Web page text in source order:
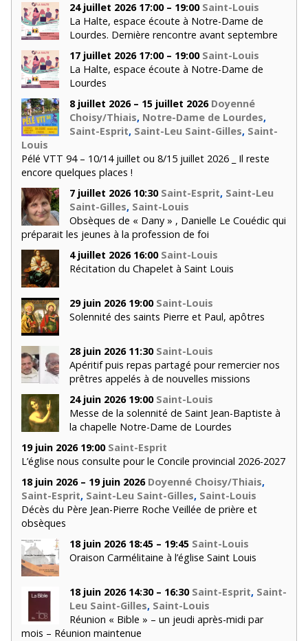
24 juillet 2026 17:00 – 19:00 Saint-Louis
La Halte, espace écoute à Notre-Dame de
Lourdes. Dernière rencontre avant septembre
17 juillet 2026 17:00 – 19:00 Saint-Louis
La Halte, espace écoute à Notre-Dame de
Lourdes
8 juillet 2026 – 15 juillet 2026 Doyenné
Choisy/Thiais, Notre-Dame de Lourdes,
Saint-Esprit, Saint-Leu Saint-Gilles, Saint-
Louis
Pélé VTT 94 – 10/14 juillet ou 8/15 juillet 2026 _ Il reste
encore quelques places !
7 juillet 2026 10:30 Saint-Esprit, Saint-Leu
Saint-Gilles, Saint-Louis
Obsèques de « Dany » , Danielle Le Couédic qui
préparait les jeunes à la profession de foi
4 juillet 2026 16:00 Saint-Louis
Récitation du Chapelet à Saint Louis
29 juin 2026 19:00 Saint-Louis
Solennité des saints Pierre et Paul, apôtres
28 juin 2026 11:30 Saint-Louis
Apéritif puis repas partagé pour remercier nos
prêtres appelés à de nouvelles missions
24 juin 2026 19:00 Saint-Louis
Messe de la solennité de Saint Jean-Baptiste à
la chapelle Notre-Dame de Lourdes
19 juin 2026 19:00 Saint-Esprit
L’église nous consulte pour le Concile provincial 2026-2027
18 juin 2026 – 19 juin 2026 Doyenné Choisy/Thiais,
Saint-Esprit, Saint-Leu Saint-Gilles, Saint-Louis
Décès du Père Jean-Pierre Roche Veillée de prière et
obsèques
18 juin 2026 18:45 – 19:45 Saint-Louis
Oraison Carmélitaine à l’église Saint Louis
18 juin 2026 14:30 – 16:30 Saint-Esprit, Saint-
Leu Saint-Gilles, Saint-Louis
Réunion « Bible » – un jeudi après-midi par
mois – Réunion maintenue